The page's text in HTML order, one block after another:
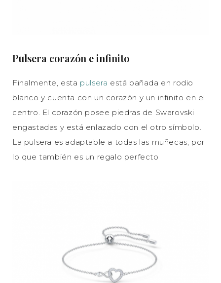
Pulsera corazón e infinito
Finalmente, esta pulsera está bañada en rodio
blanco y cuenta con un corazón y un infinito en el
centro. El corazón posee piedras de Swarovski
engastadas y está enlazado con el otro símbolo.
La pulsera es adaptable a todas las muñecas, por
lo que también es un regalo perfecto